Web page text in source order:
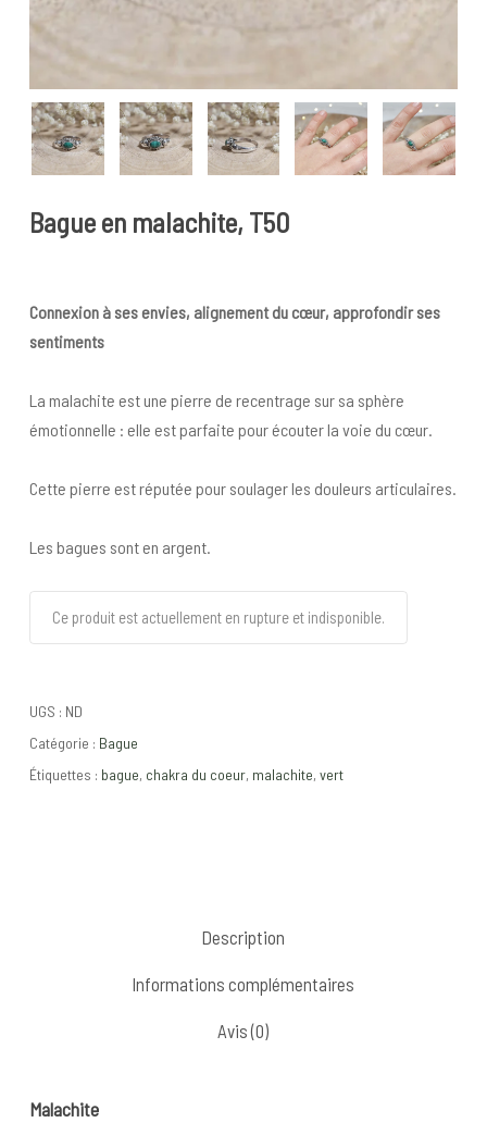
Bague en malachite, T50
Connexion à ses envies, alignement du cœur, approfondir ses
sentiments
La malachite est une pierre de recentrage sur sa sphère
émotionnelle : elle est parfaite pour écouter la voie du cœur.
Cette pierre est réputée pour soulager les douleurs articulaires.
Les bagues sont en argent.
Ce produit est actuellement en rupture et indisponible.
UGS : ND
Catégorie : Bague
Étiquettes : bague, chakra du coeur, malachite, vert
Description
Informations complémentaires
Avis (0)
Malachite